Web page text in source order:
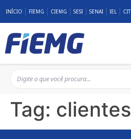
INÍCIO FIEMG CIEMG SESI SENAI IEL CIT
Tag: clientes